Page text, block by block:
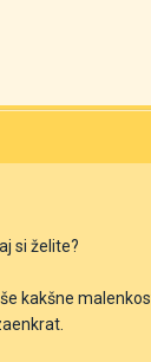
si želite?
kakšne